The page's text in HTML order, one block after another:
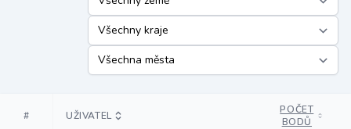
# UŽIVATEL
POČET
BODŮ